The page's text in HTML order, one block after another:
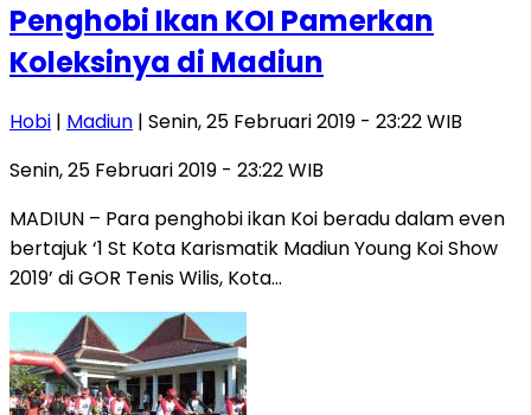
Penghobi Ikan KOI Pamerkan
Koleksinya di Madiun
Hobi | Madiun | Senin, 25 Februari 2019 - 23:22 WIB
Senin, 25 Februari 2019 - 23:22 WIB
MADIUN – Para penghobi ikan Koi beradu dalam even
bertajuk ‘1 St Kota Karismatik Madiun Young Koi Show
2019’ di GOR Tenis Wilis, Kota…